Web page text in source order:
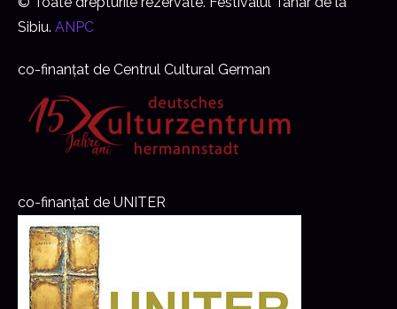
Sibiu. ANPC
co-finanțat de Centrul Cultural German
co-finanțat de UNITER